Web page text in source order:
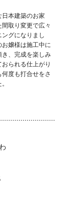
本建築のお家
取り変更で広々
グになりまし
嬢様は施工中に
、完成を楽しみ
られる仕上がり
度も打合せをさ